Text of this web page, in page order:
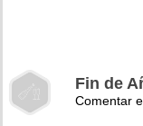
Fin de
Comentar